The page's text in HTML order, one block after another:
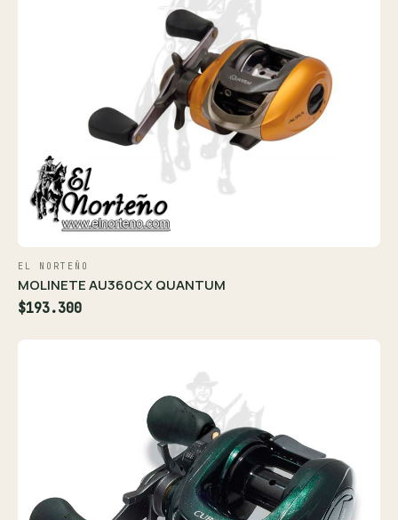
EL NORTEÑO
MOLINETE AU360CX QUANTUM
$193.300